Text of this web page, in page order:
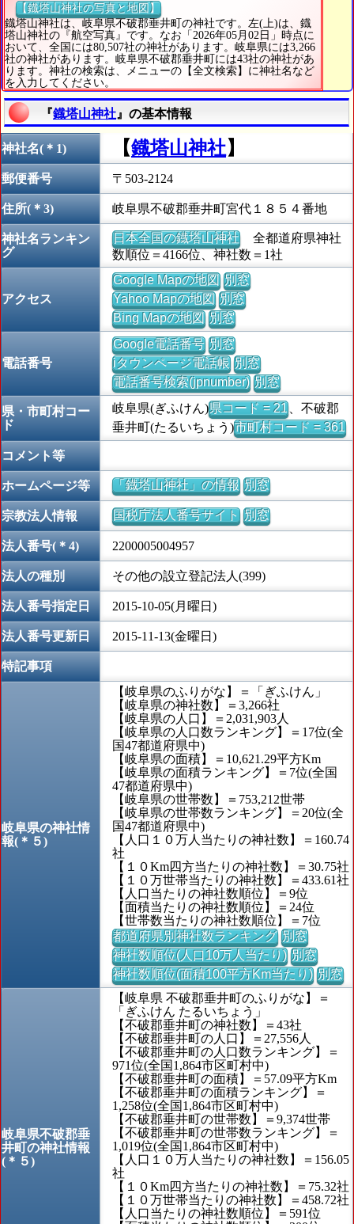
【鐡塔山神社の写真と地図】
鐡塔山神社は、岐阜県不破郡垂井町の神社です。左(上)は、鐡
塔山神社の『航空写真』です。なお「2026年05月02日」時点に
おいて、全国には80,507社の神社があります。岐阜県には3,266
社の神社があります。岐阜県不破郡垂井町には43社の神社があ
ります。神社の検索は、メニューの【全文検索】に神社名など
を入力してください。
『鐡塔山神社 』の基本情報
神社名(＊1) 【鐡塔山神社】
郵便番号 〒503-2124
住所(＊3) 岐阜県不破郡垂井町宮代１８５４番地
神社名ランキン
グ
日本全国の鐡塔山神社全都道府県神社
数順位＝4166位、神社数＝1社
アクセス
Google Mapの地図 別窓
Yahoo Mapの地図 別窓
Bing Mapの地図 別窓
電話番号
Google電話番号 別窓
iタウンページ電話帳 別窓
電話番号検索(jpnumber) 別窓
県・市町村コー
ド
岐阜県(ぎふけん)県コード = 21、不破郡
垂井町(たるいちょう)市町村コード = 361
コメント等
ホームページ等 「鐡塔山神社」の情報 別窓
宗教法人情報 国税庁法人番号サイト 別窓
法人番号(＊4) 2200005004957
法人の種別 その他の設立登記法人(399)
法人番号指定日 2015-10-05(月曜日)
法人番号更新日 2015-11-13(金曜日)
特記事項
岐阜県の神社情
報(＊５)
【岐阜県のふりがな】＝「ぎふけん」
【岐阜県の神社数】＝3,266社
【岐阜県の人口】＝2,031,903人
【岐阜県の人口数ランキング】＝17位(全
国47都道府県中)
【岐阜県の面積】＝10,621.29平方Km
【岐阜県の面積ランキング】＝7位(全国
47都道府県中)
【岐阜県の世帯数】＝753,212世帯
【岐阜県の世帯数ランキング】＝20位(全
国47都道府県中)
【人口１０万人当たりの神社数】＝160.74
社
【１０Km四方当たりの神社数】＝30.75社
【１０万世帯当たりの神社数】＝433.61社
【人口当たりの神社数順位】＝9位
【面積当たりの神社数順位】＝24位
【世帯数当たりの神社数順位】＝7位
都道府県別神社数ランキング 別窓
神社数順位(人口10万人当たり) 別窓
神社数順位(面積100平方Km当たり) 別窓
岐阜県不破郡垂
井町の神社情報
(＊５)
【岐阜県 不破郡垂井町のふりがな】＝
「ぎふけん たるいちょう」
【不破郡垂井町の神社数】＝43社
【不破郡垂井町の人口】＝27,556人
【不破郡垂井町の人口数ランキング】＝
971位(全国1,864市区町村中)
【不破郡垂井町の面積】＝57.09平方Km
【不破郡垂井町の面積ランキング】＝
1,258位(全国1,864市区町村中)
【不破郡垂井町の世帯数】＝9,374世帯
【不破郡垂井町の世帯数ランキング】＝
1,019位(全国1,864市区町村中)
【人口１０万人当たりの神社数】＝156.05
社
【１０Km四方当たりの神社数】＝75.32社
【１０万世帯当たりの神社数】＝458.72社
【人口当たりの神社数順位】＝591位